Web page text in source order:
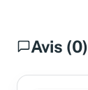
Avis (0)